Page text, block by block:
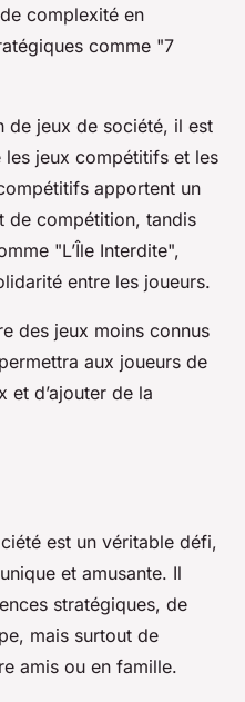
complexité en
comme "7
de jeux de société, il est
les jeux compétitifs et les
apportent un
de compétition, tandis
"L’Île Interdite",
entre les joueurs.
des jeux moins connus
aux joueurs de
et d’ajouter de la
est un véritable défi,
et amusante. Il
stratégiques, de
mais surtout de
amis ou en famille.